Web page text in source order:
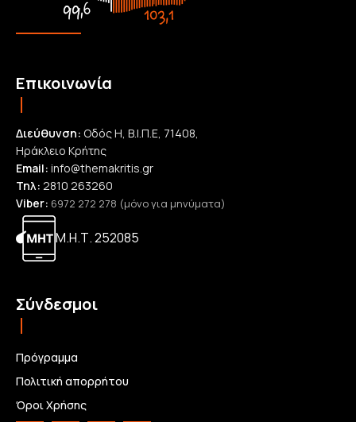
Επικοινωνία
Διεύθυνση: Οδός Η, Β.Ι.Π.Ε, 71408,
Ηράκλειο Κρήτης
Email: info@themakritis.gr
Τηλ: 2810 263260
Viber: 6972 272 278 (μόνο για μηνύματα)
Μ.Η.Τ. 252085
Σύνδεσμοι
Πρόγραμμα
Πολιτική απορρήτου
Όροι Χρήσης